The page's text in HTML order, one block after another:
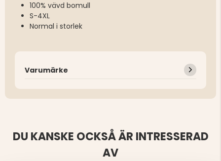
100% vävd bomull
S-4XL
Normal i storlek
Varumärke
DU KANSKE OCKSÅ ÄR INTRESSERAD
AV